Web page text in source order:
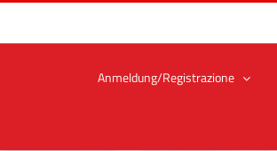
Anmeldung/Registrazione